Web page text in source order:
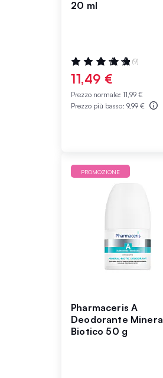
20 ml
Valutazione:
100%
(9)
11,49 €
Prezzo normale: 11,99 €
Prezzo più basso: 9,99 €
PROMOZIONE
Pharmaceris A
Deodorante
Biotico 50 g